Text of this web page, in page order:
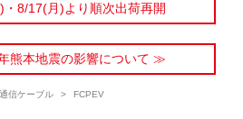
8/17(月)より順次出荷再開
熊本地震の影響について ≫
信ケーブル > FCPEV